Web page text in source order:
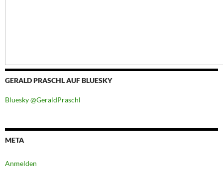
GERALD PRASCHL AUF BLUESKY
Bluesky @GeraldPraschl
META
Anmelden